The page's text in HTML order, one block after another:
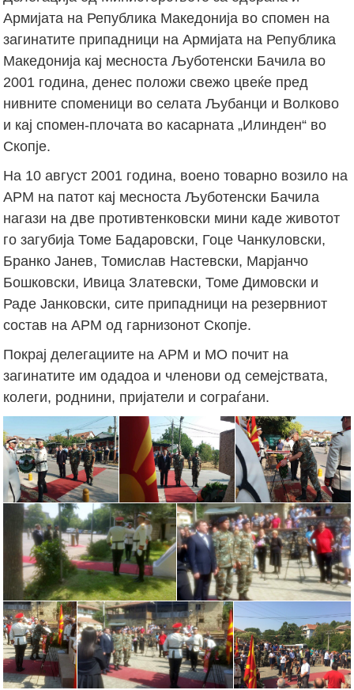
Армијата на Република Македонија во спомен на
загинатите припадници на Армијата на Република
Македонија кај месноста Љуботенски Бачила во
2001 година, денес положи свежо цвеќе пред
нивните споменици во селата Љубанци и Волково
и кај спомен-плочата во касарната „Илинден“ во
Скопје.
На 10 август 2001 година, воено товарно возило на
АРМ на патот кај месноста Љуботенски Бачила
нагази на две противтенковски мини каде животот
го загубија Томе Бадаровски, Гоце Чанкуловски,
Бранко Јанев, Томислав Настевски, Марјанчо
Бошковски, Ивица Златевски, Томе Димовски и
Раде Јанковски, сите припадници на резервниот
состав на АРМ од гарнизонот Скопје.
Покрај делегациите на АРМ и МО почит на
загинатите им одадоа и членови од семејствата,
колеги, роднини, пријатели и сограѓани.